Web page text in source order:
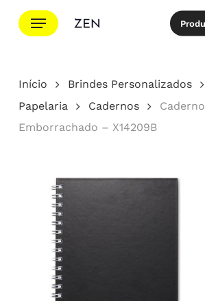
para
principal
Menu
Cotação
Início Brindes Personalizados
Papelaria
Cadernos
Emborrachado – X14209B